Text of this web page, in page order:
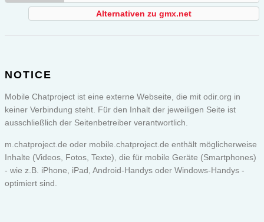
Alternativen zu gmx.net
NOTICE
Mobile Chatproject ist eine externe Webseite, die mit odir.org in
keiner Verbindung steht. Für den Inhalt der jeweiligen Seite ist
ausschließlich der Seitenbetreiber verantwortlich.
m.chatproject.de oder mobile.chatproject.de enthält möglicherweise
Inhalte (Videos, Fotos, Texte), die für mobile Geräte (Smartphones)
- wie z.B. iPhone, iPad, Android-Handys oder Windows-Handys -
optimiert sind.